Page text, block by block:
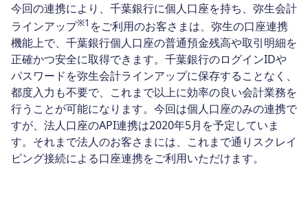
今回の連携により、千葉銀行に個人口座を持ち、弥生会計
ラインアップ※1 をご利用のお客さまは、弥生の口座連携
機能上で、千葉銀行個人口座の普通預金残高や取引明細を
正確かつ安全に取得できます。千葉銀行のログインIDや
パスワードを弥生会計ラインアップに保存することなく、
都度入力も不要で、これまで以上に効率の良い会計業務を
行うことが可能になります。今回は個人口座のみの連携で
すが、法人口座のAPI連携は2020年5月を予定していま
す。それまで法人のお客さまには、これまで通りスクレイ
ピング接続による口座連携をご利用いただけます。